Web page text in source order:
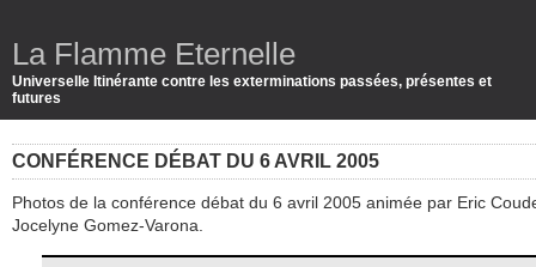
La Flamme Eternelle
Universelle Itinérante contre les exterminations passées, présentes et
futures
CONFÉRENCE DÉBAT DU 6 AVRIL 2005
Photos de la conférence débat du 6 avril 2005 animée par Eric
Jocelyne Gomez-Varona.